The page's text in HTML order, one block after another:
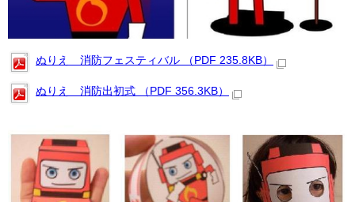
ぬりえ 消防フェスティバル （PDF 235.8KB）
ぬりえ 消防出初式 （PDF 356.3KB）